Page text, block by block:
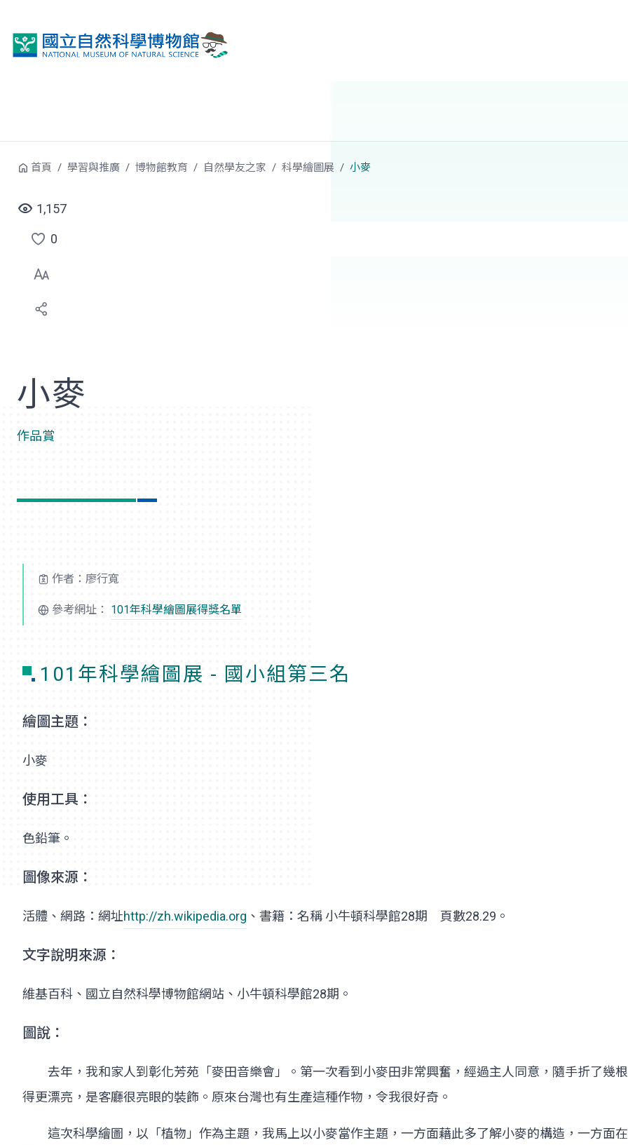
首頁 學習與推廣 博物館教育 自然學友之家 科學繪圖展 小麥
1,157
點
選
喜
0
小麥
作品賞
作者：廖行寬
參考網址： 101年科學繪圖展得獎名單
101年科學繪圖展 - 國小組第三名
繪圖主題：
小麥
使用工具：
色鉛筆。
圖像來源：
活體、網路：網址http://zh.wikipedia.org 、書籍：名稱 小牛頓科學館28期 頁數28.29。
文字說明來源：
維基百科、國立自然科學博物館網站、小牛頓科學館28期。
圖說：
去年，我和家人到彰化芳苑「麥田音樂會」。第一次看到小麥田非常興奮，經過主人同意，隨手折了幾
得更漂亮，是客廳很亮眼的裝飾。原來台灣也有生產這種作物，令我很好奇。
這次科學繪圖，以「植物」作為主題，我馬上以小麥當作主題，一方面藉此多了解小麥的構造，一方面